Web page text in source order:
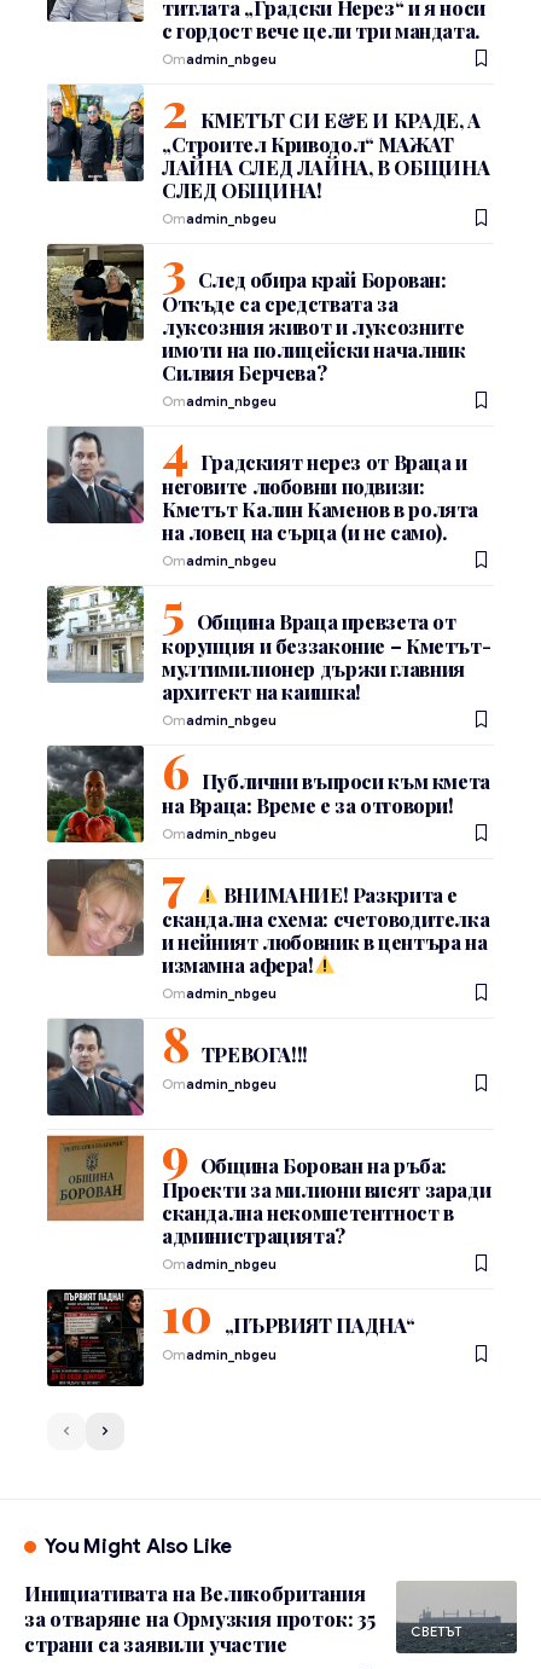
титлата „Градски Нерез“ и я носи
с гордост вече цели три мандата.
Отadmin_nbgeu
КМЕТЪТ СИ Е&Е И КРАДЕ, А
„Строител Криводол“ МАЖАТ
ЛАЙНА СЛЕД ЛАЙНА, В ОБЩИНА
СЛЕД ОБЩИНА!
Отadmin_nbgeu
След обира край Борован:
Откъде са средствата за
луксозния живот и луксозните
имоти на полицейски началник
Силвия Берчева?
Отadmin_nbgeu
Градският нерез от Враца и
неговите любовни подвизи:
Кметът Калин Каменов в ролята
на ловец на сърца (и не само).
Отadmin_nbgeu
Община Враца превзета от
корупция и беззаконие – Кметът-
мултимилионер държи главния
архитект на каишка!
Отadmin_nbgeu
Публични въпроси към кмета
на Враца: Време е за отговори!
Отadmin_nbgeu
ВНИМАНИЕ! Разкрита е
скандална схема: счетоводителка
и нейният любовник в центъра на
измамна афера!
Отadmin_nbgeu
ТРЕВОГА!!!
Отadmin_nbgeu
Община Борован на ръба:
Проекти за милиони висят заради
скандална некомпетентност в
администрацията?
Отadmin_nbgeu
„ПЪРВИЯТ ПАДНА“
Отadmin_nbgeu
You Might Also Like
СВЕТЪТ
Инициативата на Великобритания
за отваряне на Ормузкия проток: 35
страни са заявили участие